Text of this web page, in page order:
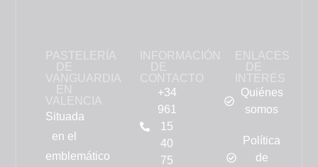
PASTELERÍA
DE
VANGUARDIA
EN
VALENCIA
Situada
en el
emblemático
INFORMACIÓN
DE
CONTACTO
+34
961
15
40
75
ENLACES
DE
INTERÉS
Quiénes
somos
Política
de